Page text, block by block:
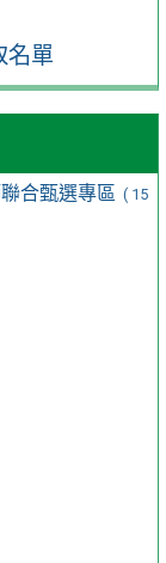
名單
合甄選專區 ( 15